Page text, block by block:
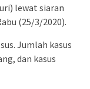
lewat siaran
(25/3/2020).
Jumlah kasus
dan kasus